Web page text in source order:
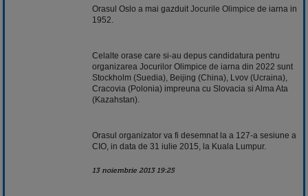
Orasul Oslo a mai gazduit Jocurile Olimpice de iarna in
1952.
Celalte orase care si-au depus candidatura pentru
organizarea Jocurilor Olimpice de iarna din 2022 sunt
Stockholm (Suedia), Beijing (China), Lvov (Ucraina),
Cracovia (Polonia) impreuna cu Slovacia si Alma Ata
(Kazahstan).
Orasul organizator va fi desemnat la a 127-a sesiune a
CIO, in data de 31 iulie 2015, la Kuala Lumpur.
13 noiembrie 2013 19:25